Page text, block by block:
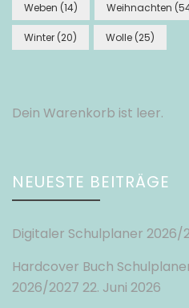
Weben (14) Weihnachten
Winter (20) Wolle (25)
Dein Warenkorb ist leer.
NEUESTE BEITRÄGE
Digitaler Schulplaner 2026/
Hardcover Buch
2026/2027 22. Juni 2026